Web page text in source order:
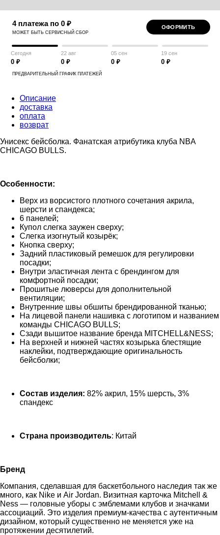
4 платежа по 0 ₽
МОЖЕТ БЫТЬ СЕРВИСНЫЙ СБОР
ОФОРМИТЬ
Сегодня
0 ₽
22 авг
0 ₽
05 сен
0 ₽
19 сен
0 ₽
ПРЕДВАРИТЕЛЬНЫЙ ГРАФИК ПЛАТЕЖЕЙ
Описание
доставка
оплата
возврат
Унисекс бейсболка. Фанатская атрибутика клуба NBA
CHICAGO BULLS.
Особенности:
Верх из ворсистого плотного сочетания акрила,
шерсти и спандекса;
6 панелей;
Купол слегка заужен сверху;
Слегка изогнутый козырёк;
Кнопка сверху;
Задний пластиковый ремешок для регулировки
посадки;
Внутри эластичная лента с брендингом для
комфортной посадки;
Прошитые люверсы для дополнительной
вентиляции;
Внутренние швы обшиты брендированной тканью;
На лицевой панели нашивка с логотипом и названием
команды CHICAGO BULLS;
Сзади вышитое название бренда MITCHELL&NESS;
На верхней и нижней частях козырька блестящие
наклейки, подтверждающие оригинальность
бейсболки;
Состав изделия: 82% акрил, 15% шерсть, 3%
спандекс
Страна производитель: Китай
Бренд
Компания, сделавшая для баскетбольного наследия так же
много, как Nike и Air Jordan. Визитная карточка Mitchell &
Ness — головные уборы с эмблемами клубов и значками
ассоциаций. Это изделия премиум-качества с аутентичным
дизайном, который существенно не меняется уже на
протяжении десятилетий.